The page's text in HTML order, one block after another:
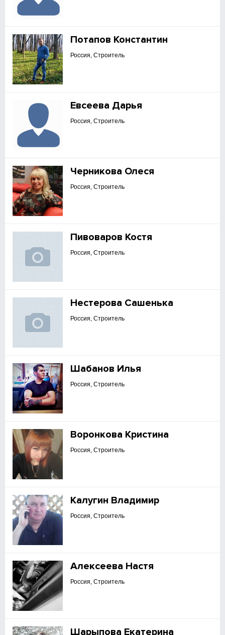
Потапов Константин
Россия, Строитель
Евсеева Дарья
Россия, Строитель
Черникова Олеся
Россия, Строитель
Пивоваров Костя
Россия, Строитель
Нестерова Сашенька
Россия, Строитель
Шабанов Илья
Россия, Строитель
Воронкова Кристина
Россия, Строитель
Калугин Владимир
Россия, Строитель
Алексеева Настя
Россия, Строитель
Шарыпова Екатерина